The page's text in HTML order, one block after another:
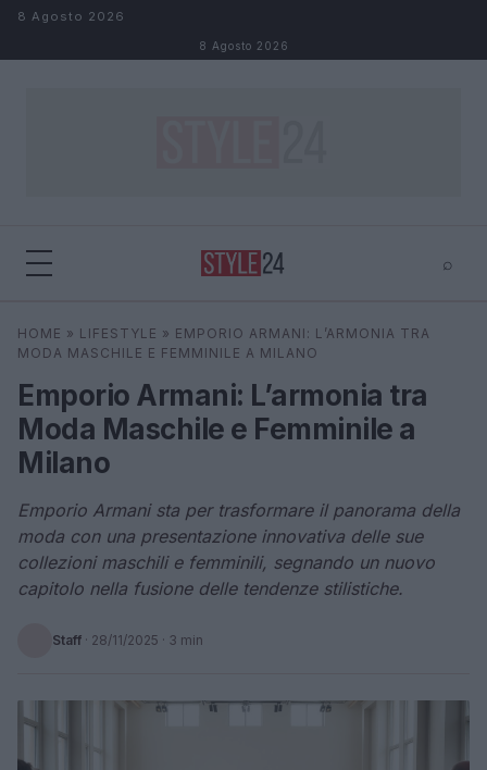
Salta al contenuto
8 Agosto 2026
8 Agosto 2026
⌕
Cerca ⌕
HOME » LIFESTYLE » EMPORIO ARMANI: L’ARMONIA TRA
MODA MASCHILE E FEMMINILE A MILANO
Emporio Armani: L’armonia tra
Moda Maschile e Femminile a
Milano
Emporio Armani sta per trasformare il panorama della
moda con una presentazione innovativa delle sue
collezioni maschili e femminili, segnando un nuovo
capitolo nella fusione delle tendenze stilistiche.
Staff · 28/11/2025 · 3 min